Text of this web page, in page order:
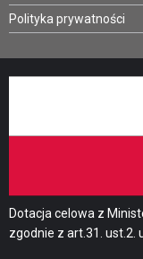
Polityka prywatności
Dotacja celowa z
zgodnie z art.31. ust.2.